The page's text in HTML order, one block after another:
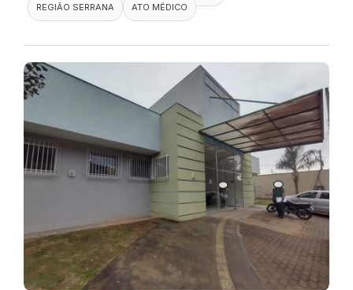
REGIÃO SERRANA
ATO MÉDICO